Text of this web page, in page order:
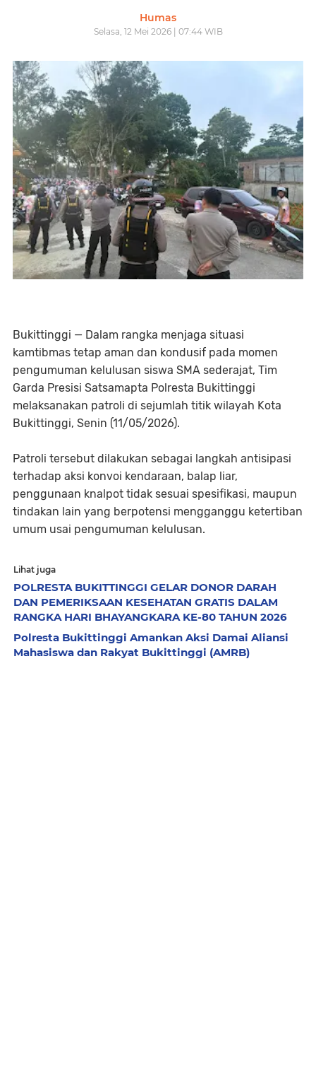
Humas
Selasa, 12 Mei 2026 | 07:44 WIB
Bukittinggi — Dalam rangka menjaga situasi
kamtibmas tetap aman dan kondusif pada momen
pengumuman kelulusan siswa SMA sederajat, Tim
Garda Presisi Satsamapta Polresta Bukittinggi
melaksanakan patroli di sejumlah titik wilayah Kota
Bukittinggi, Senin (11/05/2026).
Patroli tersebut dilakukan sebagai langkah antisipasi
terhadap aksi konvoi kendaraan, balap liar,
penggunaan knalpot tidak sesuai spesifikasi, maupun
tindakan lain yang berpotensi mengganggu ketertiban
umum usai pengumuman kelulusan.
Lihat juga
POLRESTA BUKITTINGGI GELAR DONOR DARAH
DAN PEMERIKSAAN KESEHATAN GRATIS DALAM
RANGKA HARI BHAYANGKARA KE-80 TAHUN 2026
Polresta Bukittinggi Amankan Aksi Damai Aliansi
Mahasiswa dan Rakyat Bukittinggi (AMRB)